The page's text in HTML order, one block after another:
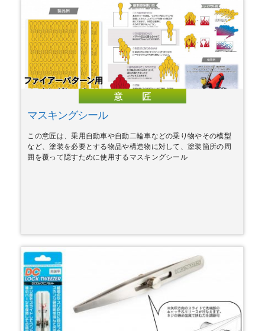
マスキングシール
この意匠は、乗用自動車や自動二輪車などの乗り物やその模型
など、塗装を必要とする物品や構造物に対して、塗装箇所の周
囲を覆って隠すために使用するマスキングシール